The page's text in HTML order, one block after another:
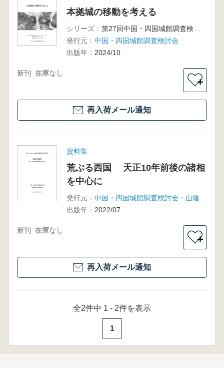
本拠城の移動を考える
シリーズ：
発行元： 中国・四国城館調査検討会
出版年： 2024/10
新刊 在庫なし
＋
再入荷メール通知
資料集
荒ぶる西国 天正10年前後の諸相
を中心に
発行元：
出版年： 2022/07
新刊 在庫なし
＋
再入荷メール通知
全2件中 1 - 2件を表示
1